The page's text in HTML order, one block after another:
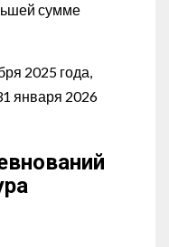
сумме
2025 года,
января 2026